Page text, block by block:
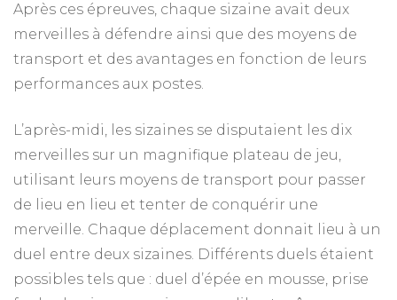
Après ces épreuves, chaque sizaine avait deux
merveilles à défendre ainsi que des moyens de
transport et des avantages en fonction de leurs
performances aux postes.
L’après-midi, les sizaines se disputaient les dix
merveilles sur un magnifique plateau de jeu,
utilisant leurs moyens de transport pour passer
de lieu en lieu et tenter de conquérir une
merveille. Chaque déplacement donnait lieu à un
duel entre deux sizaines. Différents duels étaient
possibles tels que : duel d’épée en mousse, prise